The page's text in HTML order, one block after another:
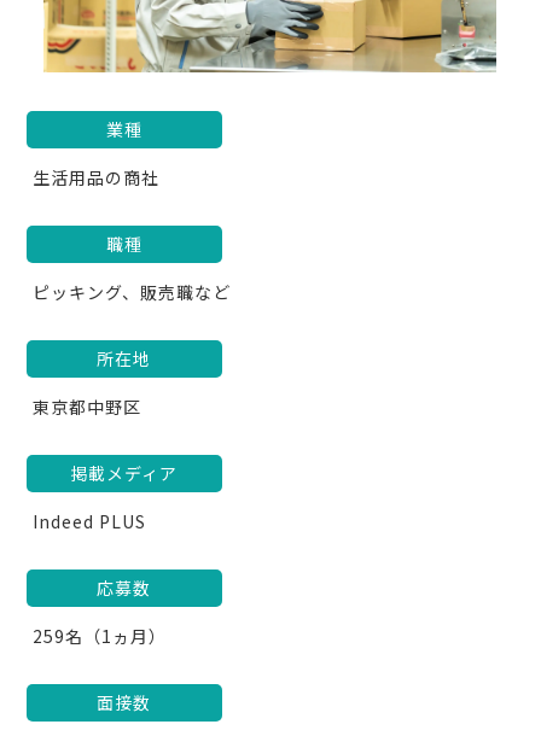
業種
生活用品の商社
職種
ピッキング、販売職など
所在地
東京都中野区
掲載メディア
Indeed PLUS
応募数
259名（1ヵ月）
面接数